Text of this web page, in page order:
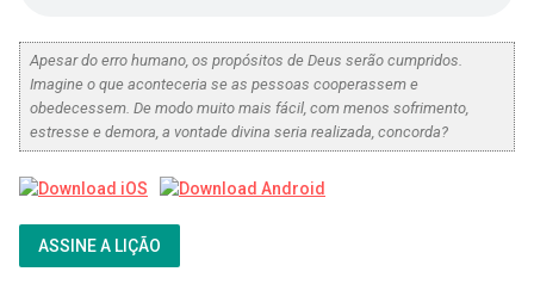
Apesar do erro humano, os propósitos de Deus serão cumpridos.
Imagine o que aconteceria se as pessoas cooperassem e
obedecessem. De modo muito mais fácil, com menos sofrimento,
estresse e demora, a vontade divina seria realizada, concorda?
ASSINE A LIÇÃO